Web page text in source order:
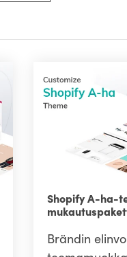
Shopify A-ha-
Brändin